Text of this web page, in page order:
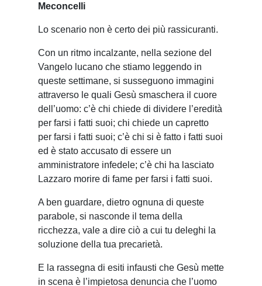
Meconcelli
Lo scenario non è certo dei più rassicuranti.
Con un ritmo incalzante, nella sezione del
Vangelo lucano che stiamo leggendo in
queste settimane, si susseguono immagini
attraverso le quali Gesù smaschera il cuore
dell’uomo: c’è chi chiede di dividere l’eredità
per farsi i fatti suoi; chi chiede un capretto
per farsi i fatti suoi; c’è chi si è fatto i fatti suoi
ed è stato accusato di essere un
amministratore infedele; c’è chi ha lasciato
Lazzaro morire di fame per farsi i fatti suoi.
A ben guardare, dietro ognuna di queste
parabole, si nasconde il tema della
ricchezza, vale a dire ciò a cui tu deleghi la
soluzione della tua precarietà.
E la rassegna di esiti infausti che Gesù mette
in scena è l’impietosa denuncia che l’uomo